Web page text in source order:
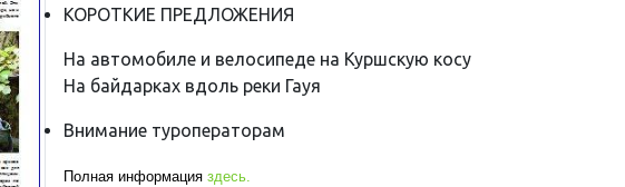
КОРОТКИЕ ПРЕДЛОЖЕНИЯ
На автомобиле и велосипеде на Куршскую косу
На байдарках вдоль реки Гауя
Внимание туроператорам
Полная информация здесь.